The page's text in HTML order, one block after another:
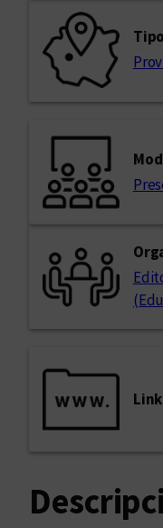
Tipo
Link